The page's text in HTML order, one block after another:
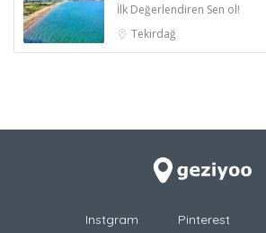
İlk Değerlendiren Sen ol!
Tekirdağ
Instgram Pinterest